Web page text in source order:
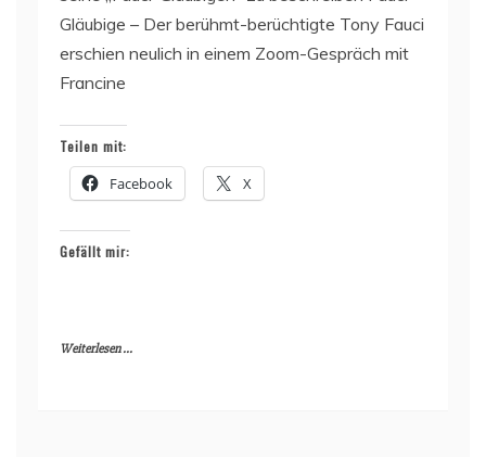
Gläubige – Der berühmt-berüchtigte Tony Fauci
erschien neulich in einem Zoom-Gespräch mit
Francine
Teilen mit:
Facebook X
Gefällt mir:
Weiterlesen ...